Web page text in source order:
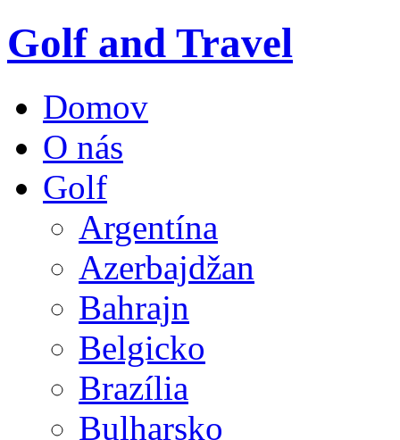
Golf and Travel
Domov
O nás
Golf
Argentína
Azerbajdžan
Bahrajn
Belgicko
Brazília
Bulharsko